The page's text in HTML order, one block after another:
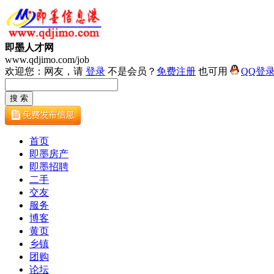
即墨人才网
www.qdjimo.com/job
欢迎您：网友，请 登录 不是会员？ 免费注册 也可用 QQ登
首页
即墨房产
即墨招聘
二手
交友
服务
博客
黄页
乡镇
团购
论坛